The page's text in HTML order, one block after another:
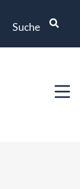
Suche